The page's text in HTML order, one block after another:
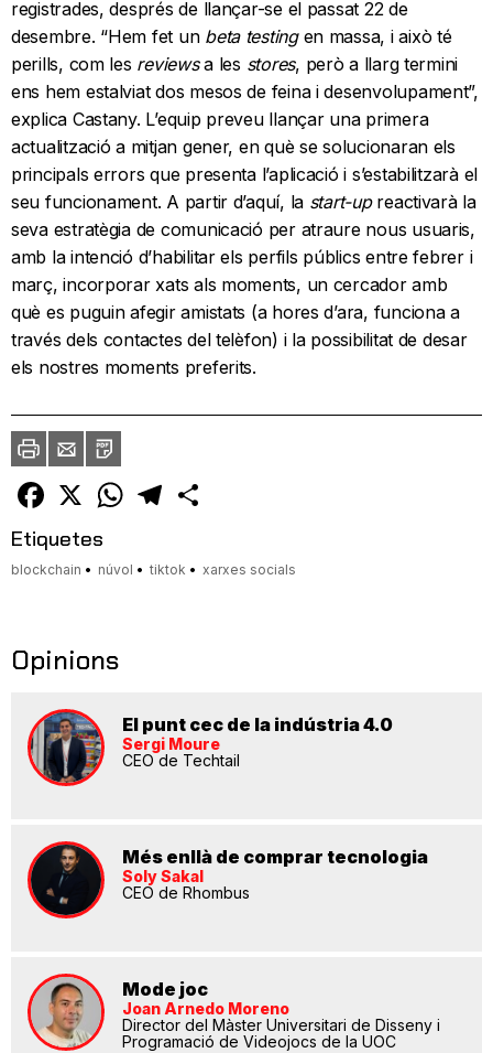
registrades, després de llançar-se el passat 22 de
desembre. “Hem fet un beta testingen massa, i això té
perills, com les reviewsa les stores, però a llarg termini
ens hem estalviat dos mesos de feina i desenvolupament”,
explica Castany. L’equip preveu llançar una primera
actualització a mitjan gener, en què se solucionaran els
principals errors que presenta l’aplicació i s’estabilitzarà el
seu funcionament. A partir d’aquí, la start-upreactivarà la
seva estratègia de comunicació per atraure nous usuaris,
amb la intenció d’habilitar els perfils públics entre febrer i
març, incorporar xats als moments, un cercador amb
què es puguin afegir amistats (a hores d’ara, funciona a
través dels contactes del telèfon) i la possibilitat de desar
els nostres moments preferits.
ImprimirEnvia
un
amic
PDF
Facebook
X WhatsAppTelegram
Etiquetes
blockchain núvol tiktok xarxes socials
Opinions
El punt cec de la indústria 4.0
Sergi Moure
CEO de Techtail
Més enllà de comprar tecnologia
Soly Sakal
CEO de Rhombus
Mode joc
Joan Arnedo Moreno
Director del Màster Universitari de Disseny i
Programació de Videojocs de la UOC